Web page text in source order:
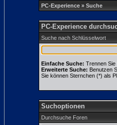
PC-Experience » Suche
PC-Experience
Suche nach Schlüsselwort
Einfache Suche: Trennen Sie
Erweiterte Suche: Benutzen
Sie können Sternchen (*) als
Suchoptionen
Durchsuche Foren